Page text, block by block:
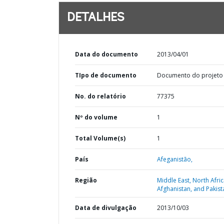
DETALHES
Data do documento 2013/04/01
TIpo de documento Documento do projeto
No. do relatório 77375
Nº do volume 1
Total Volume(s) 1
País Afeganistão,
Região
Middle East, North
Afghanistan, and
Data de divulgação 2013/10/03